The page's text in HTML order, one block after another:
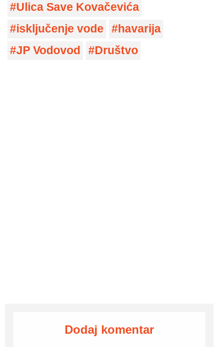
Ulica Save Kovačevića
isključenje vode
havarija
JP Vodovod
Društvo
Dodaj komentar